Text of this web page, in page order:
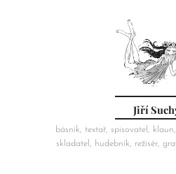
Jiří
básník, textař, spisovatel,
skladatel, hudebník, režisér,